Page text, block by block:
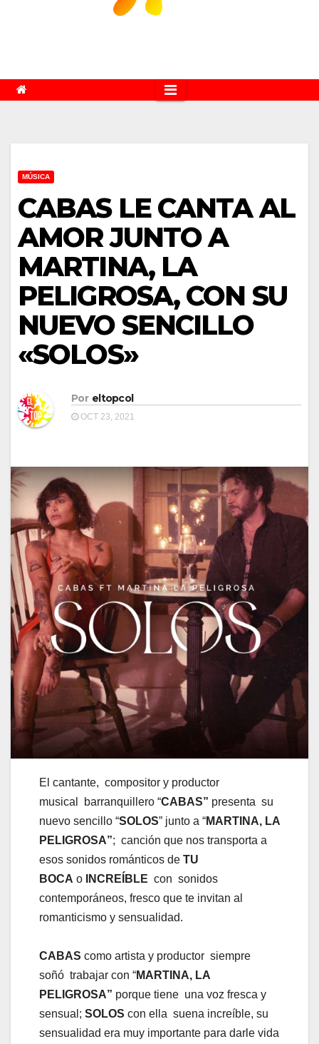
MÚSICA
CABAS LE CANTA AL
AMOR JUNTO A
MARTINA, LA
PELIGROSA, CON SU
NUEVO SENCILLO
«SOLOS»
Por eltopcol
OCT 23, 2021
El cantante, compositor y productor
musical barranquillero “CABAS” presenta su
nuevo sencillo “SOLOS” junto a “MARTINA, LA
PELIGROSA”; canción que nos transporta a
esos sonidos románticos de TU
BOCA o INCREÍBLE con sonidos
contemporáneos, fresco que te invitan al
romanticismo y sensualidad.
CABAS como artista y productor siempre
soñó trabajar con “MARTINA, LA
PELIGROSA” porque tiene una voz fresca y
sensual; SOLOS con ella suena increíble, su
sensualidad era muy importante para darle vida